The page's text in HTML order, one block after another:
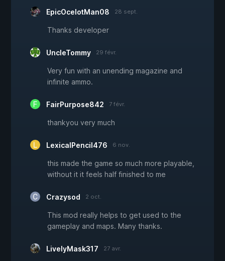
EpicOcelotMan08 28 sept.
Thanks developer
UncleTommy 29 févr.
Very fun with an unending magazine and
infinite ammo.
FairPurpose842 7 févr.
thankyou very much
LexicalPencil476 6 nov.
this made the game so much more playable,
without it it feels half finished to me
Crazysod 2 oct.
This mod really helps to get used to the
gameplay and maps. Many thanks.
LivelyMask317 27 avr.